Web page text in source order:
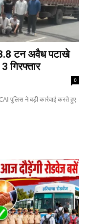
टन अवैध पटाखे
गिरफ्तार
0
पुलिस ने बड़ी कार्रवाई करते हुए